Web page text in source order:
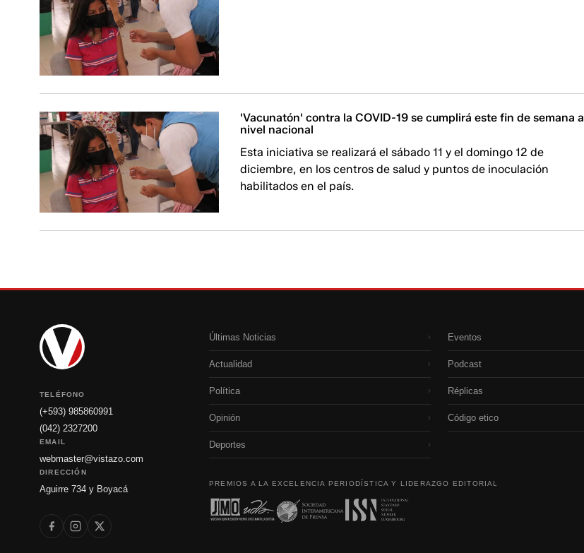
'Vacunatón' contra la COVID-19 se cumplirá este fin de semana a
nivel nacional
Esta iniciativa se realizará el sábado 11 y el domingo 12 de
diciembre, en los centros de salud y puntos de inoculación
habilitados en el país.
TELÉFONO
(+593) 985860991
(042) 2327200
EMAIL
webmaster@vistazo.com
DIRECCIÓN
Aguirre 734 y Boyacá
Últimas Noticias ›
Actualidad ›
Política ›
Opinión ›
Deportes ›
Eventos
Podcast
Réplicas
Código etico
PREMIOS A LA EXCELENCIA PERIODÍSTICA Y LIDERAZGO EDITORIAL